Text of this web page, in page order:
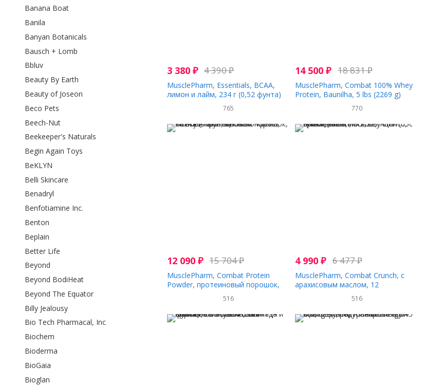
Banana Boat
Banila
Banyan Botanicals
Bausch + Lomb
Bbluv
Beauty By Earth
Beauty of Joseon
Beco Pets
Beech-Nut
Beekeeper's Naturals
Begin Again Toys
BeKLYN
Belli Skincare
Benadryl
Benfotiamine Inc.
Benton
Beplain
Better Life
Beyond
Beyond BodiHeat
Beyond The Equator
Billy Jealousy
Bio Tech Pharmacal, Inc
Biochem
Bioderma
BioGaia
Bioglan
3 380 ₽ 4 390₽
MusclePharm, Essentials, BCAA,
лимон и лайм, 234 г (0,52 фунта)
765
14 500₽ 18 831₽
MusclePharm, Combat 100% Whey
Protein, Baunilha, 5 lbs (2269 g)
770
12 090 ₽ 15 704₽
MusclePharm, Combat Protein
Powder, протеиновый порошок,
со вкусом бананового крема,
516
4 990₽ 6 477₽
MusclePharm, Combat Crunch, с
арахисовым маслом, 12
батончиков, по 2,22 унции (63 г)
516